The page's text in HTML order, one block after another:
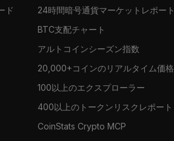
ド
24時間暗号通貨マーケットレポート
BTC支配チャート
アルトコインシーズン指数
20,000+コインのリアルタイム価格
100以上のエクスプローラー
400以上のトークンリスクレポート
CoinStats Crypto MCP